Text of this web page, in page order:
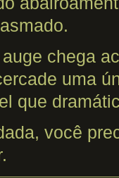
chega
uma
que
você